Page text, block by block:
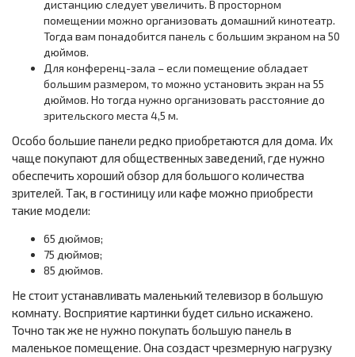
дистанцию следует увеличить. В просторном
помещении можно организовать домашний кинотеатр.
Тогда вам понадобится панель с большим экраном на 50
дюймов.
Для конференц-зала – если помещение обладает
большим размером, то можно установить экран на 55
дюймов. Но тогда нужно организовать расстояние до
зрительского места 4,5 м.
Особо большие панели редко приобретаются для дома. Их
чаще покупают для общественных заведений, где нужно
обеспечить хороший обзор для большого количества
зрителей. Так, в гостиницу или кафе можно приобрести
такие модели:
65 дюймов;
75 дюймов;
85 дюймов.
Не стоит устанавливать маленький телевизор в большую
комнату. Восприятие картинки будет сильно искажено.
Точно так же не нужно покупать большую панель в
маленькое помещение. Она создаст чрезмерную нагрузку